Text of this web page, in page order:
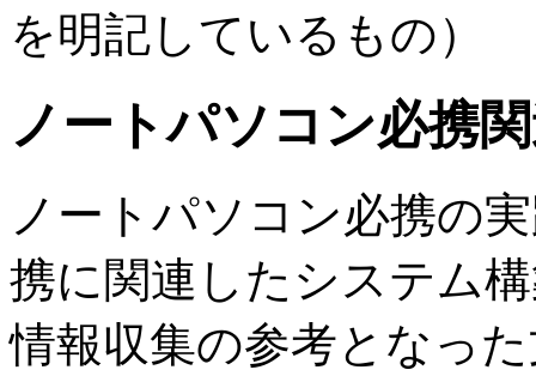
を明記しているもの）
ノートパソコン必携
ノートパソコン必携の
携に関連したシステム
情報収集の参考となっ